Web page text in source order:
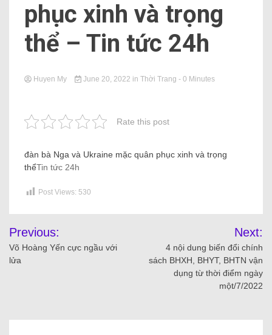
phục xinh và trọng
thể – Tin tức 24h
Huyen My June 20, 2022 in Thời Trang - 0 Minutes
Rate this post
đàn bà Nga và Ukraine mặc quân phục xinh và trọng
thểTin tức 24h
Post Views: 530
Previous:
Võ Hoàng Yến cực ngầu với
lửa
Next:
4 nội dung biến đổi chính
sách BHXH, BHYT, BHTN vận
dụng từ thời điểm ngày
một/7/2022